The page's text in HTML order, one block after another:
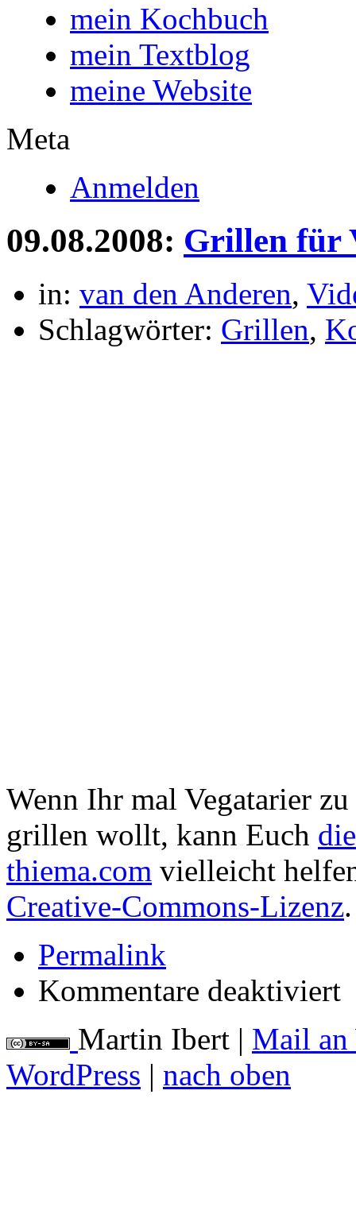
mein Kochbuch
mein Textblog
meine Website
Meta
Anmelden
09.08.2008: Grillen für
in: van den Anderen,
Schlagwörter: Grillen,
Wenn Ihr mal Vegatarier
grillen wollt, kann Euch
thiema.com vielleicht
Creative-Commons-Lizenz.
Permalink
Kommentare deaktiviert
Martin Ibert | Mail an
WordPress | nach oben